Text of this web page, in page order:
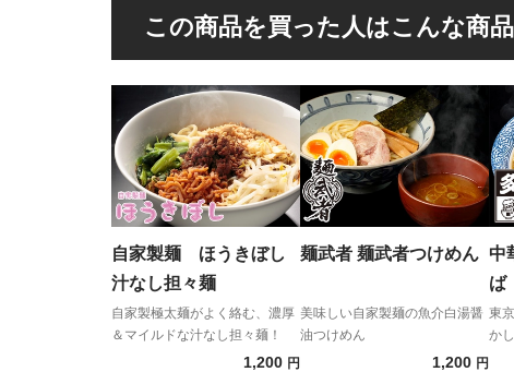
この商品を買った人はこんな商
自家製麺 ほうきぼし
汁なし担々麺
自家製極太麺がよく絡む、濃厚
＆マイルドな汁なし担々麺！
1,200 円
麺武者 麺武者つけめん
美味しい自家製麺の魚介白湯醤
油つけめん
1,200 円
中
ば
東
か